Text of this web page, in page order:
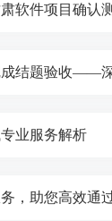
软件项目确认
结题验收——
业服务解析
，助您高效通